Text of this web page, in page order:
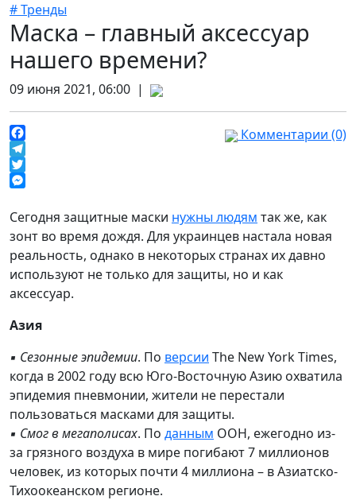
# Тренды
Маска – главный аксессуар
нашего времени?
09 июня 2021, 06:00 |
Facebook
Telegram
Twitter
Комментарии (0)
Сегодня защитные маски нужны людям так же, как
зонт во время дождя. Для украинцев настала новая
реальность, однако в некоторых странах их давно
используют не только для защиты, но и как
аксессуар.
Азия
▪️ Сезонные эпидемии. По версии The New York Times,
когда в 2002 году всю Юго-Восточную Азию охватила
эпидемия пневмонии, жители не перестали
пользоваться масками для защиты.
▪️ Смог в мегаполисах. По данным ООН, ежегодно из-
за грязного воздуха в мире погибают 7 миллионов
человек, из которых почти 4 миллиона – в Азиатско-
Тихоокеанском регионе.